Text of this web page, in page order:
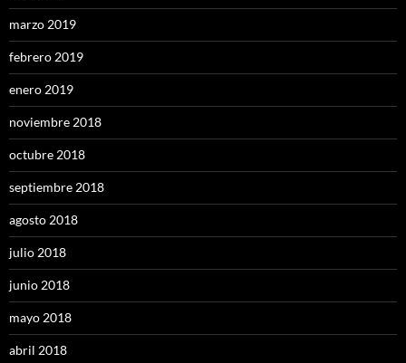
marzo 2019
febrero 2019
enero 2019
noviembre 2018
octubre 2018
septiembre 2018
agosto 2018
julio 2018
junio 2018
mayo 2018
abril 2018